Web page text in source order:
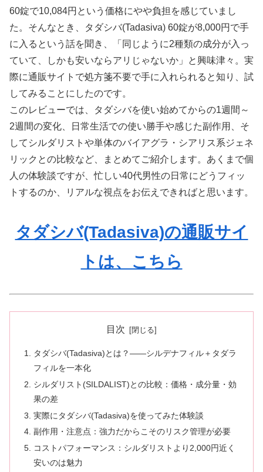
60錠で10,084円という価格にやや負担を感じていまし
た。そんなとき、タダシバ(Tadasiva) 60錠が8,000円で手
に入るという話を聞き、「同じように2種類の成分が入っ
ていて、しかも安いならアリじゃないか」と興味津々。実
際に通販サイトで処方箋不要で手に入れられると知り、試
してみることにしたのです。
このレビューでは、タダシバを使い始めてからの1週間～
2週間の変化、日常生活での使い勝手や感じた副作用、そ
してシルダリストや単体のバイアグラ・シアリス系ジェネ
リックとの比較など、まとめてご紹介します。あくまで個
人の体験談ですが、忙しい40代男性の日常にどうフィッ
トするのか、リアルな視点をお伝えできればと思います。
タダシバ(Tadasiva)の通販サイ
トは、こちら
目次
タダシバ(Tadasiva)とは？――シルデナフィル＋タダラ
フィルを一本化
シルダリスト(SILDALIST)との比較：価格・成分量・効
果の差
実際にタダシバ(Tadasiva)を使ってみた体験談
副作用・注意点：強力だからこそのリスク管理が必要
コストパフォーマンス：シルダリストより2,000円近く
安いのは魅力